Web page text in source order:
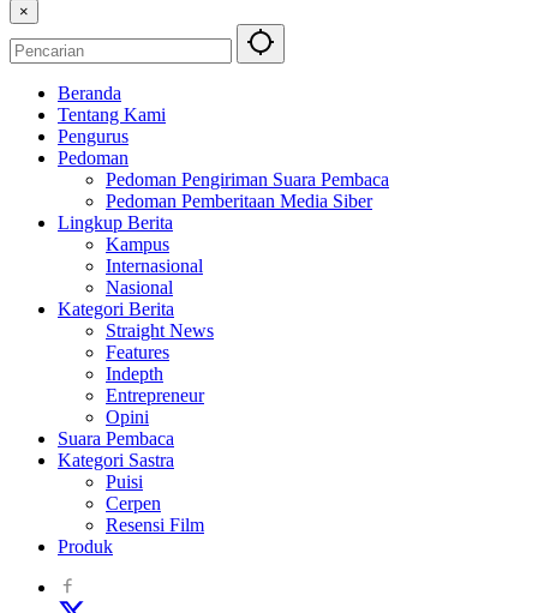
×
Beranda
Tentang Kami
Pengurus
Pedoman
Pedoman Pengiriman Suara Pembaca
Pedoman Pemberitaan Media Siber
Lingkup Berita
Kampus
Internasional
Nasional
Kategori Berita
Straight News
Features
Indepth
Entrepreneur
Opini
Suara Pembaca
Kategori Sastra
Puisi
Cerpen
Resensi Film
Produk